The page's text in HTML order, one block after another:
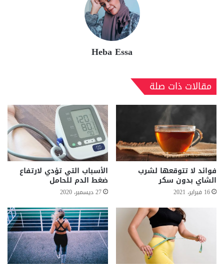
Heba Essa
مقالات ذات صلة
فوائد لا تتوقعها لشرب
الشاي بدون سكر
16 فبراير، 2021
الأسباب التي تؤدي لارتفاع
ضغط الدم للحامل
27 ديسمبر، 2020